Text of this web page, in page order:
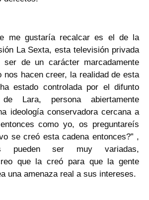
me gustaría recalcar es el de la
La Sexta, esta televisión privada
de un carácter marcadamente
nos hacen creer, la realidad de esta
estado controlada por el difunto
Lara, persona abiertamente
ideología conservadora cercana a
como yo, os preguntareís
se creó esta cadena entonces?” ,
pueden ser muy variadas,
que la creó para que la gente
una amenaza real a sus intereses.